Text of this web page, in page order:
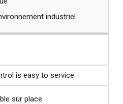
industriel​
sur place